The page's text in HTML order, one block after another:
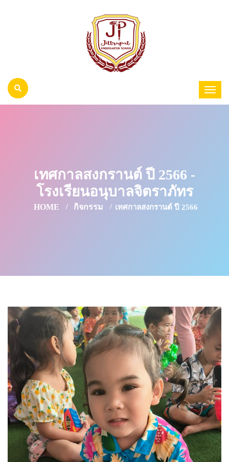
เทศกาลสงกรานต์ ปี 2566 -
โรงเรียนอนุบาลจิตราภัทร
HOME กิจกรรม เทศกาลสงกรานต์ ปี 2566